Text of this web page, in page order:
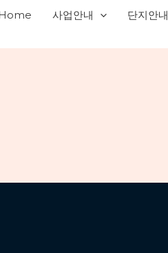
사업안내 단지안내